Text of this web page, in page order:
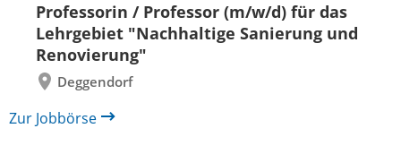
Professorin / Professor (m/w/d) für das
Lehrgebiet "Nachhaltige Sanierung und
Renovierung"
Deggendorf
zurück
Zur Jobbörse